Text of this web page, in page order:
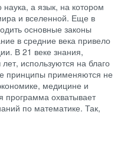
а язык, на котором
и вселенной. Еще в
основные законы
в средние века привело
В 21 веке знания,
используются на благо
принципы применяются не
медицине и
программа охватывает
по математике. Так,